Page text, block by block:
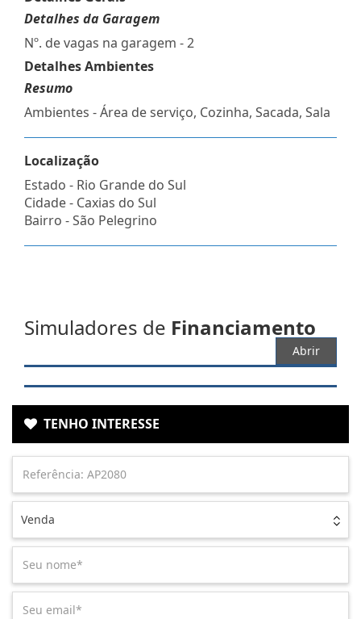
Detalhes da Garagem
Nº. de vagas na garagem - 2
Detalhes Ambientes
Resumo
Ambientes - Área de serviço, Cozinha, Sacada, Sala
Localização
Estado - Rio Grande do Sul
Cidade - Caxias do Sul
Bairro -São Pelegrino
Simuladores de Financiamento
Abrir
TENHO INTERESSE
Venda